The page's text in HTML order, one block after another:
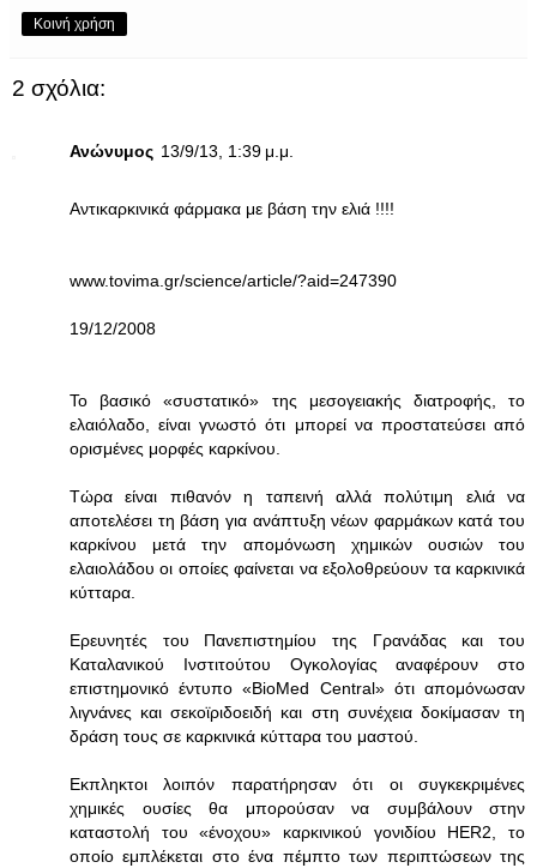
Κοινή χρήση
2 σχόλια:
Ανώνυμος 13/9/13, 1:39 μ.μ.
Αντικαρκινικά φάρμακα με βάση την ελιά !!!!
www.tovima.gr/science/article/?aid=247390
19/12/2008
Το βασικό «συστατικό» της μεσογειακής διατροφής, το
ελαιόλαδο, είναι γνωστό ότι μπορεί να προστατεύσει από
ορισμένες μορφές καρκίνου.
Τώρα είναι πιθανόν η ταπεινή αλλά πολύτιμη ελιά να
αποτελέσει τη βάση για ανάπτυξη νέων φαρμάκων κατά του
καρκίνου μετά την απομόνωση χημικών ουσιών του
ελαιολάδου οι οποίες φαίνεται να εξολοθρεύουν τα καρκινικά
κύτταρα.
Ερευνητές του Πανεπιστημίου της Γρανάδας και του
Καταλανικού Ινστιτούτου Ογκολογίας αναφέρουν στο
επιστημονικό έντυπο «ΒioΜed Central» ότι απομόνωσαν
λιγνάνες και σεκοϊριδοειδή και στη συνέχεια δοκίμασαν τη
δράση τους σε καρκινικά κύτταρα του μαστού.
Εκπληκτοι λοιπόν παρατήρησαν ότι οι συγκεκριμένες
χημικές ουσίες θα μπορούσαν να συμβάλουν στην
καταστολή του «ένοχου» καρκινικού γονιδίου ΗΕR2, το
οποίο εμπλέκεται στο ένα πέμπτο των περιπτώσεων της